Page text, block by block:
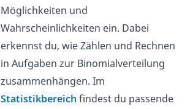
Möglichkeiten und
Wahrscheinlichkeiten ein. Dabei
erkennst du, wie Zählen und Rechnen
in Aufgaben zur Binomialverteilung
zusammenhängen. Im
Statistikbereich findest du passende